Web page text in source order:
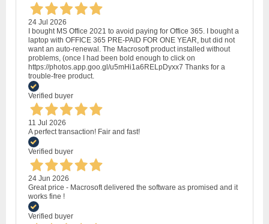
24 Jul 2026
I bought MS Office 2021 to avoid paying for Office 365. I bought a
laptop with OFFICE 365 PRE-PAID FOR ONE YEAR, but did not
want an auto-renewal. The Macrosoft product installed without
problems, (once I had been bold enough to click on
https://photos.app.goo.gl/u5mHi1a6RELpDyxx7 Thanks for a
trouble-free product.
Verified buyer
11 Jul 2026
A perfect transaction! Fair and fast!
Verified buyer
24 Jun 2026
Great price - Macrosoft delivered the software as promised and it
works fine !
Verified buyer